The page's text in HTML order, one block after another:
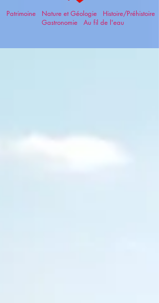
Patrimoine Nature et Géologie Histoire/Préhistoire
Gastronomie Au fil de l'eau